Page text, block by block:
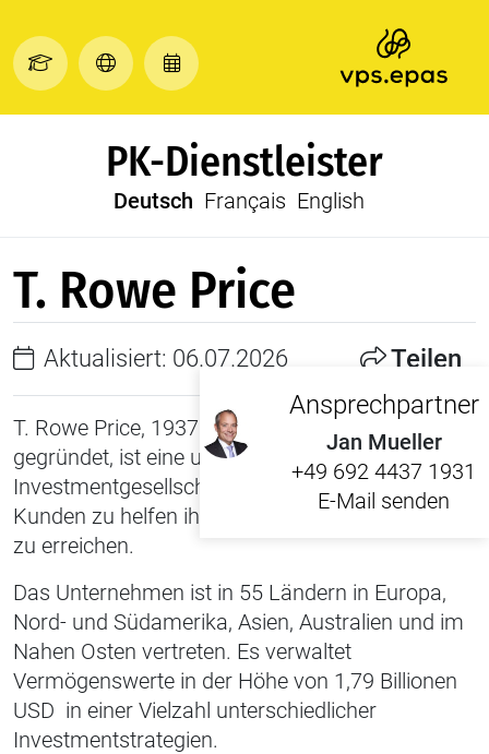
PK-Dienstleister
Deutsch Français English
Ansprechpartner
Jan Mueller
+49 692 4437 1931
E-Mail senden
T. Rowe Price
Aktualisiert: 06.07.2026 Teilen
T. Rowe Price, 1937 von Thomas Rowe Price Jr.
gegründet, ist eine unabhängige
Investmentgesellschaft, mit dem primären Ziel,
Kunden zu helfen ihre langfristigen Anlageziele
zu erreichen.
Das Unternehmen ist in 55 Ländern in Europa,
Nord- und Südamerika, Asien, Australien und im
Nahen Osten vertreten. Es verwaltet
Vermögenswerte in der Höhe von 1,79 Billionen
USD in einer Vielzahl unterschiedlicher
Investmentstrategien.